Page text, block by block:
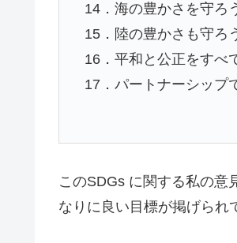
14．海の豊かさを守ろ
15．陸の豊かさも守ろ
16．平和と公正をすべ
17．パートナーシップ
このSDGs に関する私の意
なりに良い目標が掲げられ